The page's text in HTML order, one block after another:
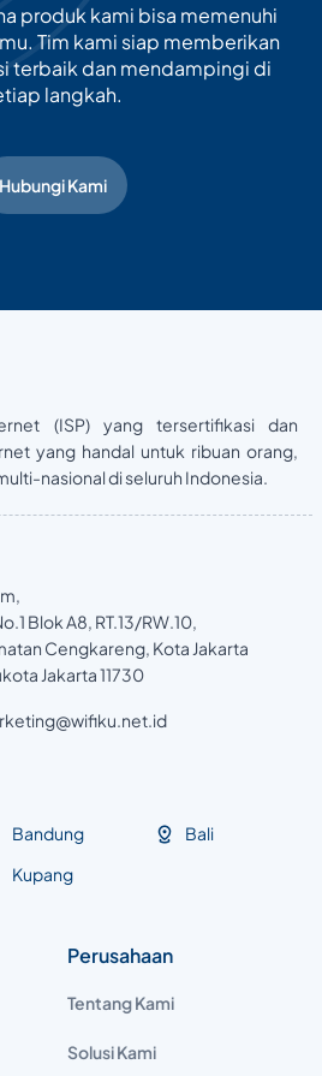
produk kami bisa memenuhi
Tim kami siap memberikan
terbaik dan mendampingi di
langkah.
Hubungi Kami
(ISP) yang tersertifikasi dan
yang handal untuk ribuan orang,
nasional di seluruh Indonesia.
Blok A8, RT.13/RW.10,
Cengkareng, Kota Jakarta
Jakarta 11730
Bandung
Kupang
Bali
Perusahaan
Tentang Kami
Solusi Kami